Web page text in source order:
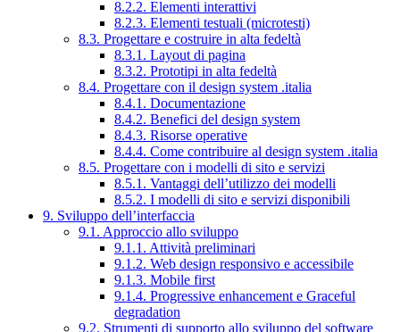
8.2.2. Elementi interattivi
8.2.3. Elementi testuali (microtesti)
8.3. Progettare e costruire in alta fedeltà
8.3.1. Layout di pagina
8.3.2. Prototipi in alta fedeltà
8.4. Progettare con il design system .italia
8.4.1. Documentazione
8.4.2. Benefici del design system
8.4.3. Risorse operative
8.4.4. Come contribuire al design system .italia
8.5. Progettare con i modelli di sito e servizi
8.5.1. Vantaggi dell’utilizzo dei modelli
8.5.2. I modelli di sito e servizi disponibili
9. Sviluppo dell’interfaccia
9.1. Approccio allo sviluppo
9.1.1. Attività preliminari
9.1.2. Web design responsivo e accessibile
9.1.3. Mobile first
9.1.4. Progressive enhancement e Graceful
degradation
9.2. Strumenti di supporto allo sviluppo del software